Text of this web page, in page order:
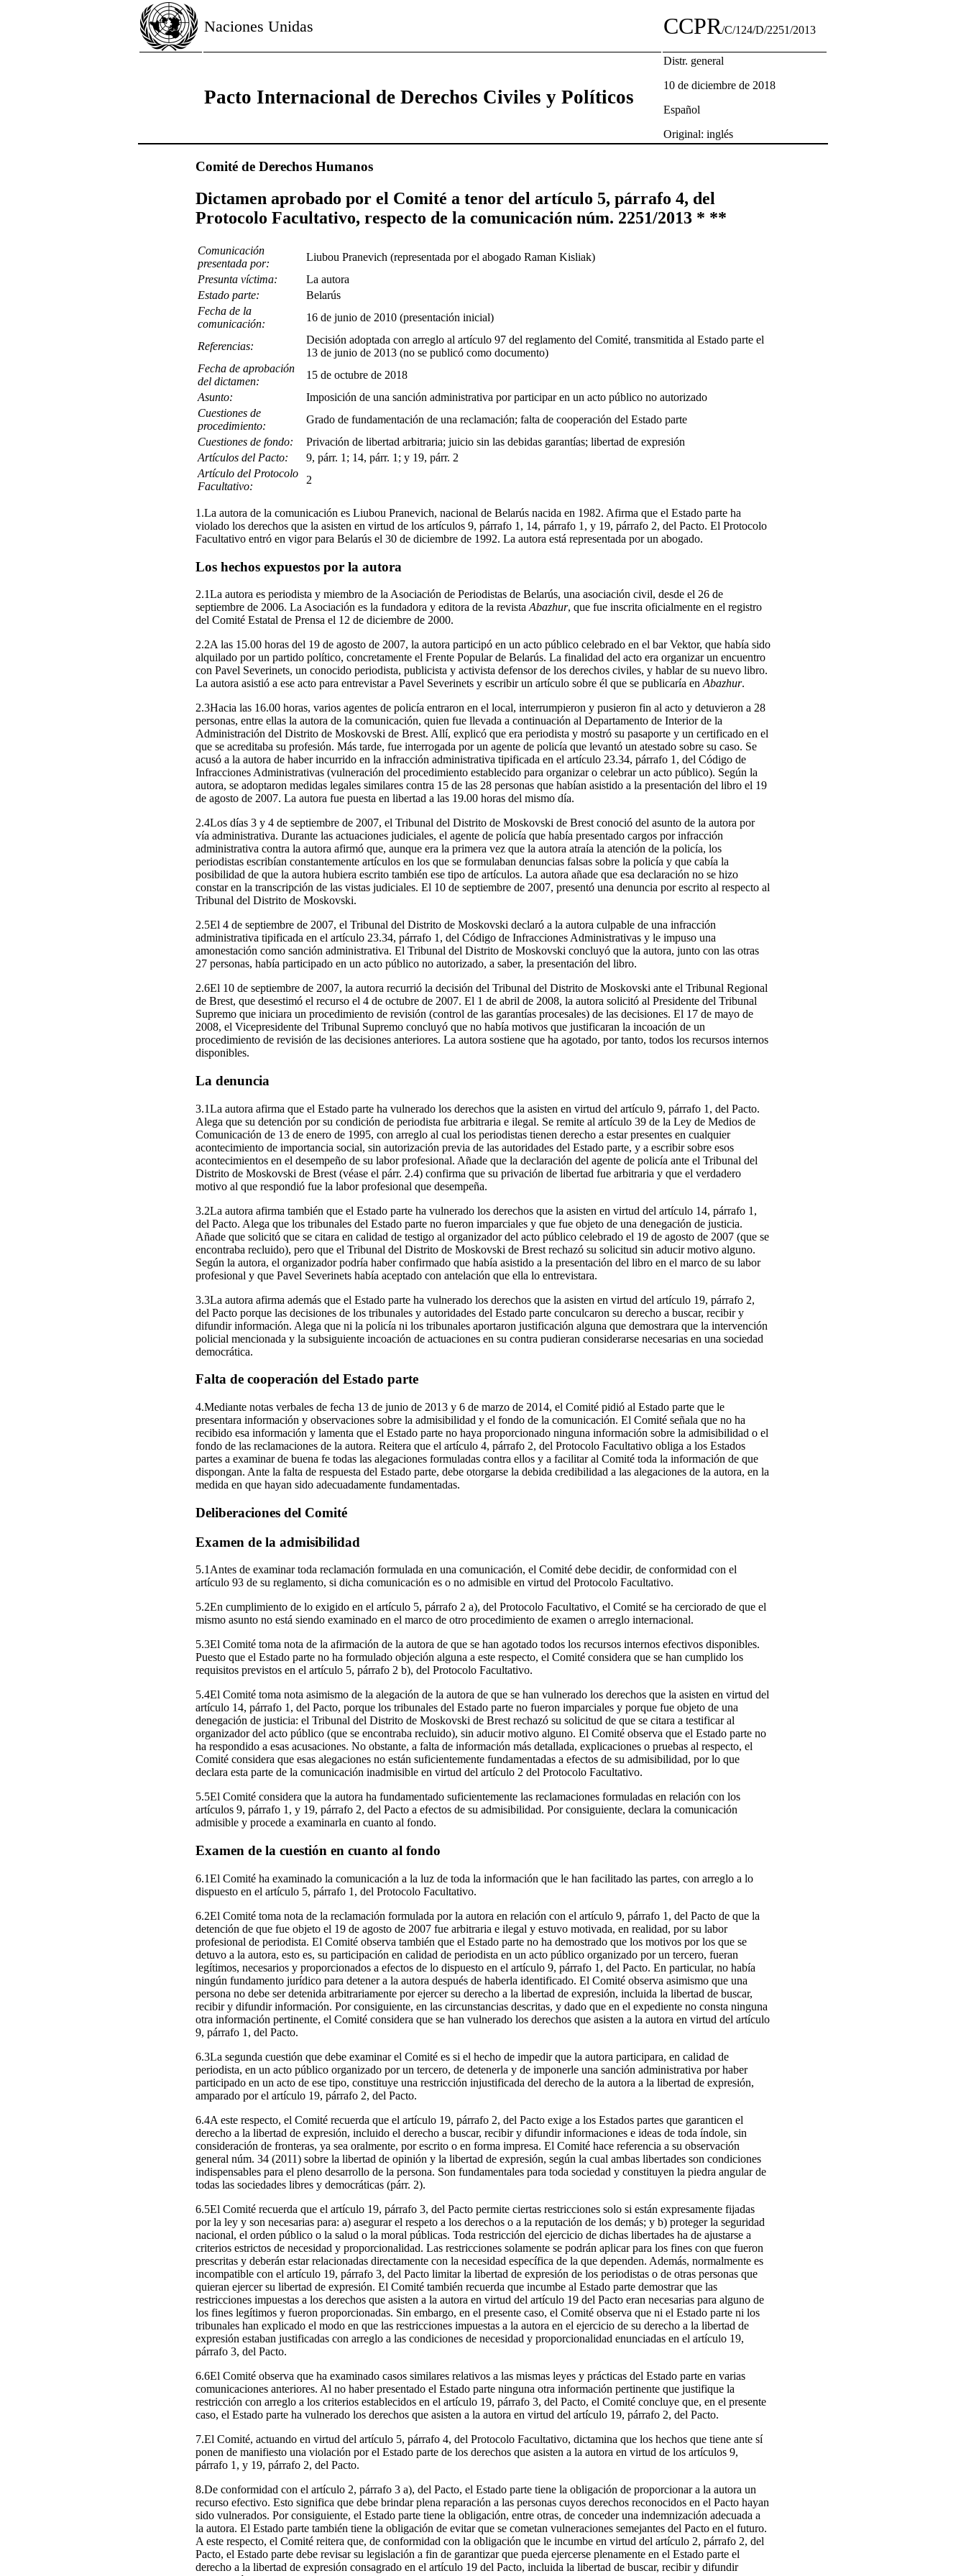
Naciones Unidas CCPR/C/124/D/2251/2013
Pacto Internacional de Derechos Civiles y Políticos
Distr. general
10 de diciembre de 2018
Español
Original: inglés
Comité de Derechos Humanos
Dictamen aprobado por el Comité a tenor del artículo 5, párrafo 4, del
Protocolo Facultativo, respecto de la comunicación núm. 2251/2013 * **
Comunicación
presentada por:
Liubou Pranevich (representada por el abogado Raman Kisliak)
Presunta víctima:
La autora
Estado parte:
Belarús
Fecha de la
comunicación:
16 de junio de 2010 (presentación inicial)
Referencias:
Decisión adoptada con arreglo al artículo 97 del reglamento del Comité, transmitida al Estado parte el
13 de junio de 2013 (no se publicó como documento)
Fecha de aprobación
del dictamen:
15 de octubre de 2018
Asunto:
Imposición de una sanción administrativa por participar en un acto público no autorizado
Cuestiones de
procedimiento:
Grado de fundamentación de una reclamación; falta de cooperación del Estado parte
Cuestiones de fondo:
Privación de libertad arbitraria; juicio sin las debidas garantías; libertad de expresión
Artículos del Pacto:
9, párr. 1; 14, párr. 1; y 19, párr. 2
Artículo del Protocolo
Facultativo:
2
1.La autora de la comunicación es Liubou Pranevich, nacional de Belarús nacida en 1982. Afirma que el Estado parte ha
violado los derechos que la asisten en virtud de los artículos 9, párrafo 1, 14, párrafo 1, y 19, párrafo 2, del Pacto. El Protocolo
Facultativo entró en vigor para Belarús el 30 de diciembre de 1992. La autora está representada por un abogado.
Los hechos expuestos por la autora
2.1La autora es periodista y miembro de la Asociación de Periodistas de Belarús, una asociación civil, desde el 26 de
septiembre de 2006. La Asociación es la fundadora y editora de la revista Abazhur, que fue inscrita oficialmente en el registro
del Comité Estatal de Prensa el 12 de diciembre de 2000.
2.2A las 15.00 horas del 19 de agosto de 2007, la autora participó en un acto público celebrado en el bar Vektor, que había sido
alquilado por un partido político, concretamente el Frente Popular de Belarús. La finalidad del acto era organizar un encuentro
con Pavel Severinets, un conocido periodista, publicista y activista defensor de los derechos civiles, y hablar de su nuevo libro.
La autora asistió a ese acto para entrevistar a Pavel Severinets y escribir un artículo sobre él que se publicaría en Abazhur.
2.3Hacia las 16.00 horas, varios agentes de policía entraron en el local, interrumpieron y pusieron fin al acto y detuvieron a 28
personas, entre ellas la autora de la comunicación, quien fue llevada a continuación al Departamento de Interior de la
Administración del Distrito de Moskovski de Brest. Allí, explicó que era periodista y mostró su pasaporte y un certificado en el
que se acreditaba su profesión. Más tarde, fue interrogada por un agente de policía que levantó un atestado sobre su caso. Se
acusó a la autora de haber incurrido en la infracción administrativa tipificada en el artículo 23.34, párrafo 1, del Código de
Infracciones Administrativas (vulneración del procedimiento establecido para organizar o celebrar un acto público). Según la
autora, se adoptaron medidas legales similares contra 15 de las 28 personas que habían asistido a la presentación del libro el 19
de agosto de 2007. La autora fue puesta en libertad a las 19.00 horas del mismo día.
2.4Los días 3 y 4 de septiembre de 2007, el Tribunal del Distrito de Moskovski de Brest conoció del asunto de la autora por
vía administrativa. Durante las actuaciones judiciales, el agente de policía que había presentado cargos por infracción
administrativa contra la autora afirmó que, aunque era la primera vez que la autora atraía la atención de la policía, los
periodistas escribían constantemente artículos en los que se formulaban denuncias falsas sobre la policía y que cabía la
posibilidad de que la autora hubiera escrito también ese tipo de artículos. La autora añade que esa declaración no se hizo
constar en la transcripción de las vistas judiciales. El 10 de septiembre de 2007, presentó una denuncia por escrito al respecto al
Tribunal del Distrito de Moskovski.
2.5El 4 de septiembre de 2007, el Tribunal del Distrito de Moskovski declaró a la autora culpable de una infracción
administrativa tipificada en el artículo 23.34, párrafo 1, del Código de Infracciones Administrativas y le impuso una
amonestación como sanción administrativa. El Tribunal del Distrito de Moskovski concluyó que la autora, junto con las otras
27 personas, había participado en un acto público no autorizado, a saber, la presentación del libro.
2.6El 10 de septiembre de 2007, la autora recurrió la decisión del Tribunal del Distrito de Moskovski ante el Tribunal Regional
de Brest, que desestimó el recurso el 4 de octubre de 2007. El 1 de abril de 2008, la autora solicitó al Presidente del Tribunal
Supremo que iniciara un procedimiento de revisión (control de las garantías procesales) de las decisiones. El 17 de mayo de
2008, el Vicepresidente del Tribunal Supremo concluyó que no había motivos que justificaran la incoación de un
procedimiento de revisión de las decisiones anteriores. La autora sostiene que ha agotado, por tanto, todos los recursos internos
disponibles.
La denuncia
3.1La autora afirma que el Estado parte ha vulnerado los derechos que la asisten en virtud del artículo 9, párrafo 1, del Pacto.
Alega que su detención por su condición de periodista fue arbitraria e ilegal. Se remite al artículo 39 de la Ley de Medios de
Comunicación de 13 de enero de 1995, con arreglo al cual los periodistas tienen derecho a estar presentes en cualquier
acontecimiento de importancia social, sin autorización previa de las autoridades del Estado parte, y a escribir sobre esos
acontecimientos en el desempeño de su labor profesional. Añade que la declaración del agente de policía ante el Tribunal del
Distrito de Moskovski de Brest (véase el párr. 2.4) confirma que su privación de libertad fue arbitraria y que el verdadero
motivo al que respondió fue la labor profesional que desempeña.
3.2La autora afirma también que el Estado parte ha vulnerado los derechos que la asisten en virtud del artículo 14, párrafo 1,
del Pacto. Alega que los tribunales del Estado parte no fueron imparciales y que fue objeto de una denegación de justicia.
Añade que solicitó que se citara en calidad de testigo al organizador del acto público celebrado el 19 de agosto de 2007 (que se
encontraba recluido), pero que el Tribunal del Distrito de Moskovski de Brest rechazó su solicitud sin aducir motivo alguno.
Según la autora, el organizador podría haber confirmado que había asistido a la presentación del libro en el marco de su labor
profesional y que Pavel Severinets había aceptado con antelación que ella lo entrevistara.
3.3La autora afirma además que el Estado parte ha vulnerado los derechos que la asisten en virtud del artículo 19, párrafo 2,
del Pacto porque las decisiones de los tribunales y autoridades del Estado parte conculcaron su derecho a buscar, recibir y
difundir información. Alega que ni la policía ni los tribunales aportaron justificación alguna que demostrara que la intervención
policial mencionada y la subsiguiente incoación de actuaciones en su contra pudieran considerarse necesarias en una sociedad
democrática.
Falta de cooperación del Estado parte
4.Mediante notas verbales de fecha 13 de junio de 2013 y 6 de marzo de 2014, el Comité pidió al Estado parte que le
presentara información y observaciones sobre la admisibilidad y el fondo de la comunicación. El Comité señala que no ha
recibido esa información y lamenta que el Estado parte no haya proporcionado ninguna información sobre la admisibilidad o el
fondo de las reclamaciones de la autora. Reitera que el artículo 4, párrafo 2, del Protocolo Facultativo obliga a los Estados
partes a examinar de buena fe todas las alegaciones formuladas contra ellos y a facilitar al Comité toda la información de que
dispongan. Ante la falta de respuesta del Estado parte, debe otorgarse la debida credibilidad a las alegaciones de la autora, en la
medida en que hayan sido adecuadamente fundamentadas.
Deliberaciones del Comité
Examen de la admisibilidad
5.1Antes de examinar toda reclamación formulada en una comunicación, el Comité debe decidir, de conformidad con el
artículo 93 de su reglamento, si dicha comunicación es o no admisible en virtud del Protocolo Facultativo.
5.2En cumplimiento de lo exigido en el artículo 5, párrafo 2 a), del Protocolo Facultativo, el Comité se ha cerciorado de que el
mismo asunto no está siendo examinado en el marco de otro procedimiento de examen o arreglo internacional.
5.3El Comité toma nota de la afirmación de la autora de que se han agotado todos los recursos internos efectivos disponibles.
Puesto que el Estado parte no ha formulado objeción alguna a este respecto, el Comité considera que se han cumplido los
requisitos previstos en el artículo 5, párrafo 2 b), del Protocolo Facultativo.
5.4El Comité toma nota asimismo de la alegación de la autora de que se han vulnerado los derechos que la asisten en virtud del
artículo 14, párrafo 1, del Pacto, porque los tribunales del Estado parte no fueron imparciales y porque fue objeto de una
denegación de justicia: el Tribunal del Distrito de Moskovski de Brest rechazó su solicitud de que se citara a testificar al
organizador del acto público (que se encontraba recluido), sin aducir motivo alguno. El Comité observa que el Estado parte no
ha respondido a esas acusaciones. No obstante, a falta de información más detallada, explicaciones o pruebas al respecto, el
Comité considera que esas alegaciones no están suficientemente fundamentadas a efectos de su admisibilidad, por lo que
declara esta parte de la comunicación inadmisible en virtud del artículo 2 del Protocolo Facultativo.
5.5El Comité considera que la autora ha fundamentado suficientemente las reclamaciones formuladas en relación con los
artículos 9, párrafo 1, y 19, párrafo 2, del Pacto a efectos de su admisibilidad. Por consiguiente, declara la comunicación
admisible y procede a examinarla en cuanto al fondo.
Examen de la cuestión en cuanto al fondo
6.1El Comité ha examinado la comunicación a la luz de toda la información que le han facilitado las partes, con arreglo a lo
dispuesto en el artículo 5, párrafo 1, del Protocolo Facultativo.
6.2El Comité toma nota de la reclamación formulada por la autora en relación con el artículo 9, párrafo 1, del Pacto de que la
detención de que fue objeto el 19 de agosto de 2007 fue arbitraria e ilegal y estuvo motivada, en realidad, por su labor
profesional de periodista. El Comité observa también que el Estado parte no ha demostrado que los motivos por los que se
detuvo a la autora, esto es, su participación en calidad de periodista en un acto público organizado por un tercero, fueran
legítimos, necesarios y proporcionados a efectos de lo dispuesto en el artículo 9, párrafo 1, del Pacto. En particular, no había
ningún fundamento jurídico para detener a la autora después de haberla identificado. El Comité observa asimismo que una
persona no debe ser detenida arbitrariamente por ejercer su derecho a la libertad de expresión, incluida la libertad de buscar,
recibir y difundir información. Por consiguiente, en las circunstancias descritas, y dado que en el expediente no consta ninguna
otra información pertinente, el Comité considera que se han vulnerado los derechos que asisten a la autora en virtud del artículo
9, párrafo 1, del Pacto.
6.3La segunda cuestión que debe examinar el Comité es si el hecho de impedir que la autora participara, en calidad de
periodista, en un acto público organizado por un tercero, de detenerla y de imponerle una sanción administrativa por haber
participado en un acto de ese tipo, constituye una restricción injustificada del derecho de la autora a la libertad de expresión,
amparado por el artículo 19, párrafo 2, del Pacto.
6.4A este respecto, el Comité recuerda que el artículo 19, párrafo 2, del Pacto exige a los Estados partes que garanticen el
derecho a la libertad de expresión, incluido el derecho a buscar, recibir y difundir informaciones e ideas de toda índole, sin
consideración de fronteras, ya sea oralmente, por escrito o en forma impresa. El Comité hace referencia a su observación
general núm. 34 (2011) sobre la libertad de opinión y la libertad de expresión, según la cual ambas libertades son condiciones
indispensables para el pleno desarrollo de la persona. Son fundamentales para toda sociedad y constituyen la piedra angular de
todas las sociedades libres y democráticas (párr. 2).
6.5El Comité recuerda que el artículo 19, párrafo 3, del Pacto permite ciertas restricciones solo si están expresamente fijadas
por la ley y son necesarias para: a) asegurar el respeto a los derechos o a la reputación de los demás; y b) proteger la seguridad
nacional, el orden público o la salud o la moral públicas. Toda restricción del ejercicio de dichas libertades ha de ajustarse a
criterios estrictos de necesidad y proporcionalidad. Las restricciones solamente se podrán aplicar para los fines con que fueron
prescritas y deberán estar relacionadas directamente con la necesidad específica de la que dependen. Además, normalmente es
incompatible con el artículo 19, párrafo 3, del Pacto limitar la libertad de expresión de los periodistas o de otras personas que
quieran ejercer su libertad de expresión. El Comité también recuerda que incumbe al Estado parte demostrar que las
restricciones impuestas a los derechos que asisten a la autora en virtud del artículo 19 del Pacto eran necesarias para alguno de
los fines legítimos y fueron proporcionadas. Sin embargo, en el presente caso, el Comité observa que ni el Estado parte ni los
tribunales han explicado el modo en que las restricciones impuestas a la autora en el ejercicio de su derecho a la libertad de
expresión estaban justificadas con arreglo a las condiciones de necesidad y proporcionalidad enunciadas en el artículo 19,
párrafo 3, del Pacto.
6.6El Comité observa que ha examinado casos similares relativos a las mismas leyes y prácticas del Estado parte en varias
comunicaciones anteriores. Al no haber presentado el Estado parte ninguna otra información pertinente que justifique la
restricción con arreglo a los criterios establecidos en el artículo 19, párrafo 3, del Pacto, el Comité concluye que, en el presente
caso, el Estado parte ha vulnerado los derechos que asisten a la autora en virtud del artículo 19, párrafo 2, del Pacto.
7.El Comité, actuando en virtud del artículo 5, párrafo 4, del Protocolo Facultativo, dictamina que los hechos que tiene ante sí
ponen de manifiesto una violación por el Estado parte de los derechos que asisten a la autora en virtud de los artículos 9,
párrafo 1, y 19, párrafo 2, del Pacto.
8.De conformidad con el artículo 2, párrafo 3 a), del Pacto, el Estado parte tiene la obligación de proporcionar a la autora un
recurso efectivo. Esto significa que debe brindar plena reparación a las personas cuyos derechos reconocidos en el Pacto hayan
sido vulnerados. Por consiguiente, el Estado parte tiene la obligación, entre otras, de conceder una indemnización adecuada a
la autora. El Estado parte también tiene la obligación de evitar que se cometan vulneraciones semejantes del Pacto en el futuro.
A este respecto, el Comité reitera que, de conformidad con la obligación que le incumbe en virtud del artículo 2, párrafo 2, del
Pacto, el Estado parte debe revisar su legislación a fin de garantizar que pueda ejercerse plenamente en el Estado parte el
derecho a la libertad de expresión consagrado en el artículo 19 del Pacto, incluida la libertad de buscar, recibir y difundir